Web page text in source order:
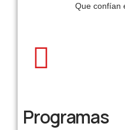
Que confían
Programas